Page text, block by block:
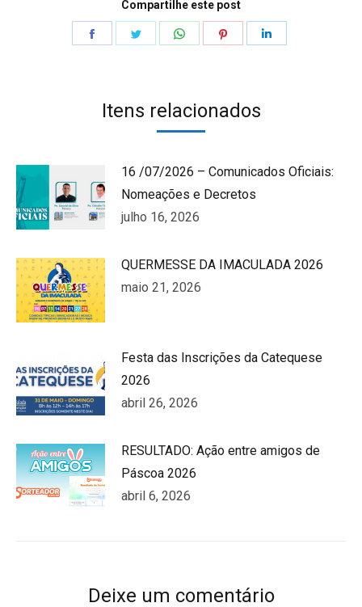
Compartilhe este post
Itens relacionados
16 /07/2026 – Comunicados Oficiais:
Nomeações e Decretos
julho 16, 2026
QUERMESSE DA IMACULADA 2026
maio 21, 2026
Festa das Inscrições da Catequese
2026
abril 26, 2026
RESULTADO: Ação entre amigos de
Páscoa 2026
abril 6, 2026
Deixe um comentário